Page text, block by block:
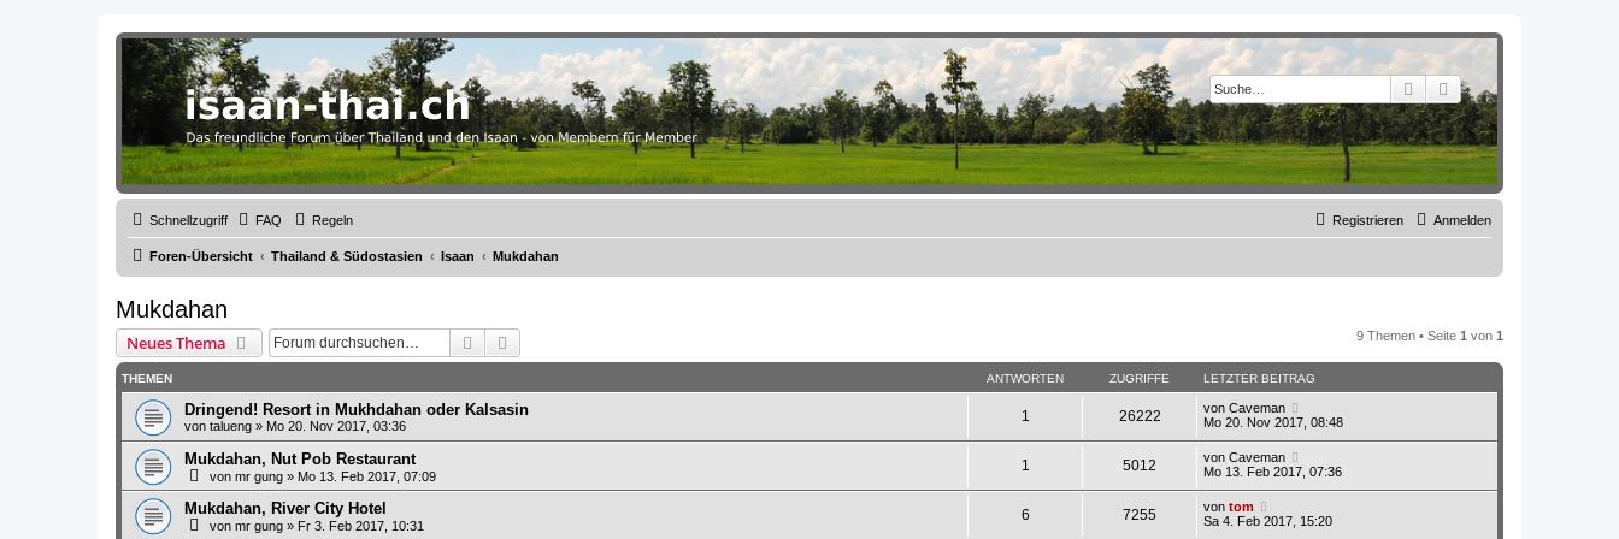
Suche Erweiterte Suche
Thailand & Isaan Forum - isaan-thai.ch
Das freundliche Forum über Thailand und den Isaan - von Membern für Member
Schnellzugriff FAQ Regeln Anmelden
Registrieren
Foren-Übersicht Thailand & Südostasien Isaan Mukdahan
Mukdahan
Neues Thema Suche 9 Themen • Seite 1 von 1
THEMEN ANTWORTEN ZUGRIFFE LETZTER BEITRAG
Dringend! Resort in Mukhdahan oder Kalsasin
von talueng » Mo 20. Nov 2017, 03:36
1 26222 von Caveman
Mo 20. Nov 2017, 08:48
Mukdahan, Nut Pob Restaurant
von mr gung » Mo 13. Feb 2017, 07:09
1 5012 von Caveman
Mo 13. Feb 2017, 07:36
Mukdahan, River City Hotel
von mr gung » Fr 3. Feb 2017, 10:31
6 7255 von tom
Sa 4. Feb 2017, 15:20